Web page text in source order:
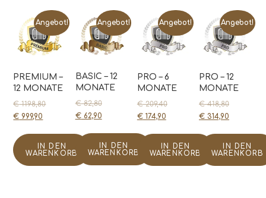
Angebot!
PREMIUM –
12 MONATE
€1198,80
€ 999,90
IN DEN
WARENKORB
Angebot!
BASIC – 12
MONATE
€82,80
€62,90
IN DEN
WARENKORB
Angebot!
PRO – 6
MONATE
€209,40
€174,90
IN DEN
WARENKORB
Angebot!
PRO – 12
MONATE
€418,80
€ 314,90
IN DEN
WARENKORB